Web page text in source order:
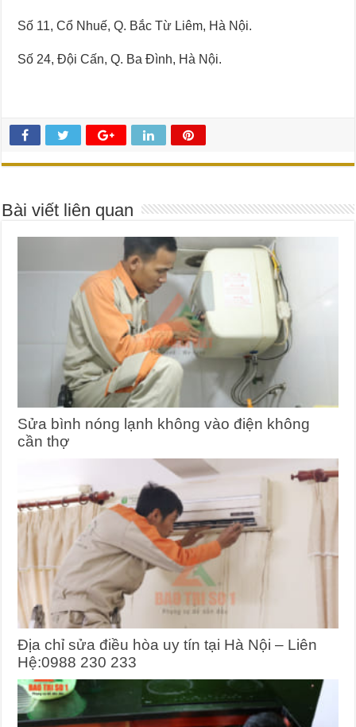
Số 11, Cổ Nhuế, Q. Bắc Từ Liêm, Hà Nội.
Số 24, Đội Cấn, Q. Ba Đình, Hà Nội.
Bài viết liên quan
Sửa bình nóng lạnh không vào điện không
cần thợ
Địa chỉ sửa điều hòa uy tín tại Hà Nội – Liên
Hệ:0988 230 233